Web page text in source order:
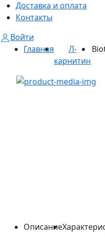
Доставка и оплата
Контакты
Войти
Главная
Л-
карнитин
Описание